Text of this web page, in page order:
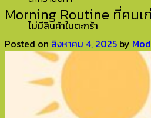
ไม่มีสินค้าในตะกร้า
Morning Routine ที่คนเ
Posted on สิงหาคม 4, 2025 by